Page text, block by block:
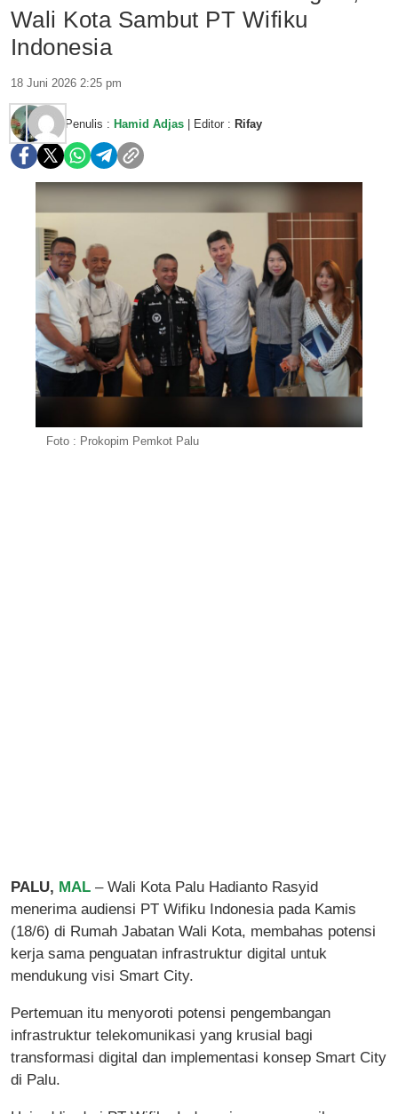
Wali Kota Sambut PT Wifiku
Indonesia
18 Juni 2026 2:25 pm
Penulis : Hamid Adjas | Editor : Rifay
Foto : Prokopim Pemkot Palu
PALU, MAL – Wali Kota Palu Hadianto Rasyid
menerima audiensi PT Wifiku Indonesia pada Kamis
(18/6) di Rumah Jabatan Wali Kota, membahas potensi
kerja sama penguatan infrastruktur digital untuk
mendukung visi Smart City.
Pertemuan itu menyoroti potensi pengembangan
infrastruktur telekomunikasi yang krusial bagi
transformasi digital dan implementasi konsep Smart City
di Palu.